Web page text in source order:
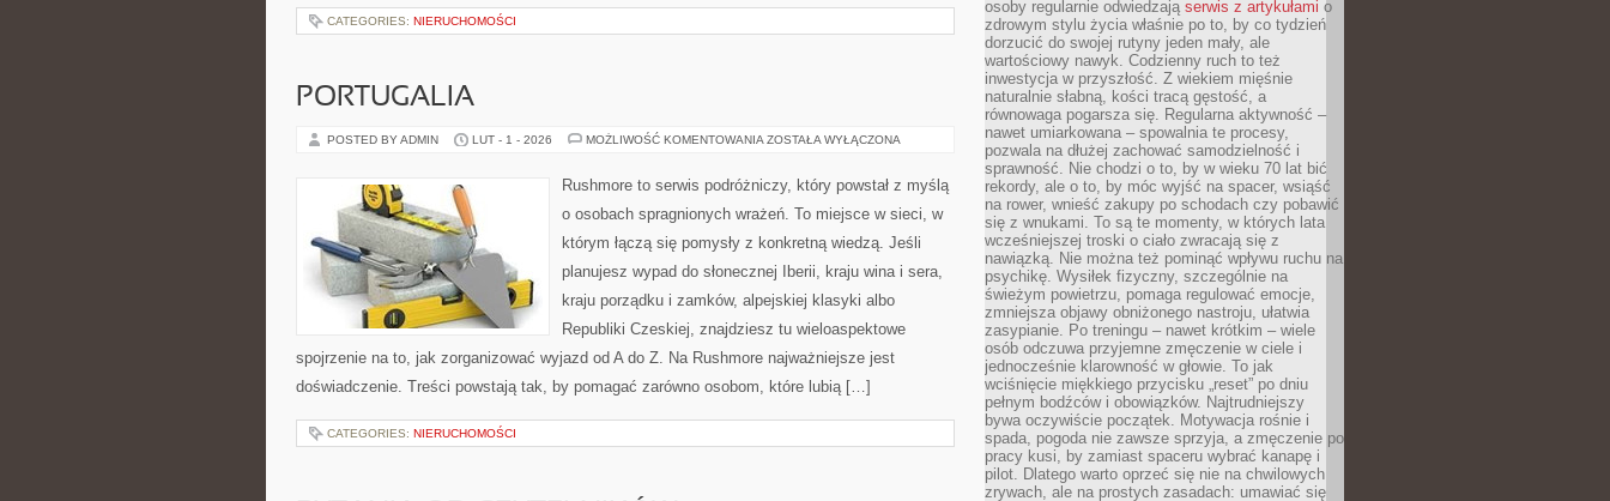
CATEGORIES: NIERUCHOMOŚCI
PORTUGALIA
POSTED BY ADMIN LUT - 1 - 2026 MOŻLIWOŚĆ KOMENTOWANIA PORTUGALIA
ZOSTAŁA WYŁĄCZONA
Rushmore to serwis podróżniczy, który powstał z myślą
o osobach spragnionych wrażeń. To miejsce w sieci, w
którym łączą się pomysły z konkretną wiedzą. Jeśli
planujesz wypad do słonecznej Iberii, kraju wina i sera,
kraju porządku i zamków, alpejskiej klasyki albo
Republiki Czeskiej, znajdziesz tu wieloaspektowe
spojrzenie na to, jak zorganizować wyjazd od A do Z. Na Rushmore najważniejsze jest
doświadczenie. Treści powstają tak, by pomagać zarówno osobom, które lubią […]
CATEGORIES: NIERUCHOMOŚCI
osoby regularnie odwiedzają serwis z artykułami o
zdrowym stylu życia właśnie po to, by co tydzień
dorzucić do swojej rutyny jeden mały, ale
wartościowy nawyk. Codzienny ruch to też
inwestycja w przyszłość. Z wiekiem mięśnie
naturalnie słabną, kości tracą gęstość, a
równowaga pogarsza się. Regularna aktywność –
nawet umiarkowana – spowalnia te procesy,
pozwala na dłużej zachować samodzielność i
sprawność. Nie chodzi o to, by w wieku 70 lat bić
rekordy, ale o to, by móc wyjść na spacer, wsiąść
na rower, wnieść zakupy po schodach czy pobawić
się z wnukami. To są te momenty, w których lata
wcześniejszej troski o ciało zwracają się z
nawiązką. Nie można też pominąć wpływu ruchu na
psychikę. Wysiłek fizyczny, szczególnie na
świeżym powietrzu, pomaga regulować emocje,
zmniejsza objawy obniżonego nastroju, ułatwia
zasypianie. Po treningu – nawet krótkim – wiele
osób odczuwa przyjemne zmęczenie w ciele i
jednocześnie klarowność w głowie. To jak
wciśnięcie miękkiego przycisku „reset” po dniu
pełnym bodźców i obowiązków. Najtrudniejszy
bywa oczywiście początek. Motywacja rośnie i
spada, pogoda nie zawsze sprzyja, a zmęczenie po
pracy kusi, by zamiast spaceru wybrać kanapę i
pilot. Dlatego warto oprzeć się nie na chwilowych
zrywach, ale na prostych zasadach: umawiać się